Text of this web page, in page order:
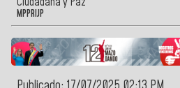
MPPRIJP